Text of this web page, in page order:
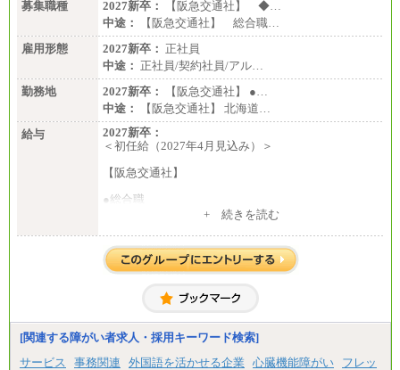
募集職種
2027新卒：
【阪急交通社】 ◆…
中途：
【阪急交通社】 総合職…
雇用形態
2027新卒： 正社員
中途： 正社員/契約社員/アル…
勤務地
2027新卒：
【阪急交通社】 ●…
中途：
【阪急交通社】 北海道…
給与
2027新卒：
＜初任給（2027年4月見込み）＞
【阪急交通社】
●総合職
(※3)、239,000円(※4)、237,000円（※5）
・専門・短大卒
(※3)、218,500円(※4)、216,500円（※5）
※1…東京都、埼玉県、千葉県、神奈川県
※2…大阪府、京都府、兵庫県、滋賀県
※3…愛知県、静岡県
※4…北海道、宮城県、栃木県、群馬県、長野県、新
+ 続きを読む
[関連する障がい者求人・採用キーワード検索]
サービス
事務関連 外国語を活かせる企業 心臓機能障がい
フレッ